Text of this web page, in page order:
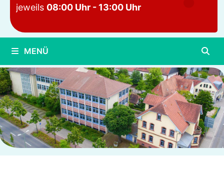
jeweils 08:00 Uhr - 13:00 Uhr
MENÜ